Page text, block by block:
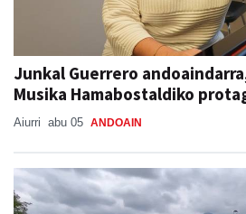
Junkal Guerrero
Musika Hamabostaldiko
Aiurri abu 05 ANDOAIN